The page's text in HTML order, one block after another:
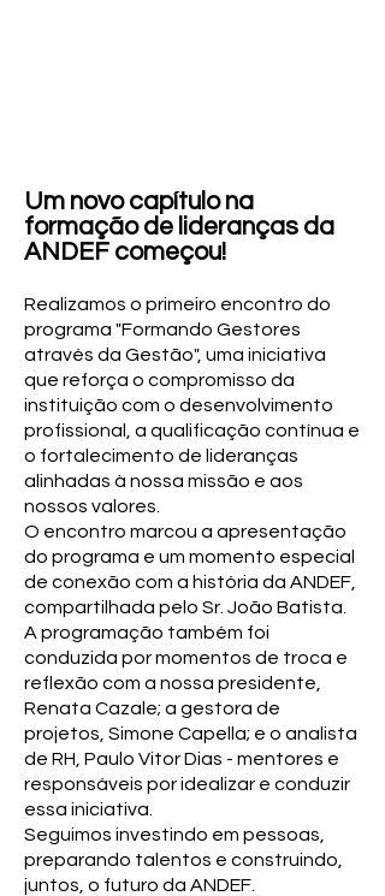
Um novo capítulo na
formação de lideranças da
ANDEF começou!
Realizamos o primeiro encontro do
programa "Formando Gestores
através da Gestão", uma iniciativa
que reforça o compromisso da
instituição com o desenvolvimento
profissional, a qualificação contínua e
o fortalecimento de lideranças
alinhadas à nossa missão e aos
nossos valores.
O encontro marcou a apresentação
do programa e um momento especial
de conexão com a história da ANDEF,
compartilhada pelo Sr. João Batista.
A programação também foi
conduzida por momentos de troca e
reflexão com a nossa presidente,
Renata Cazale; a gestora de
projetos, Simone Capella; e o analista
de RH, Paulo Vitor Dias - mentores e
responsáveis por idealizar e conduzir
essa iniciativa.
Seguimos investindo em pessoas,
preparando talentos e construindo,
juntos, o futuro da ANDEF.